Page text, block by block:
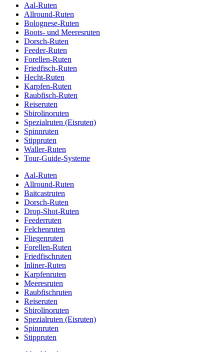
Aal-Ruten
Allround-Ruten
Bolognese-Ruten
Boots- und Meeresruten
Dorsch-Ruten
Feeder-Ruten
Forellen-Ruten
Friedfisch-Ruten
Hecht-Ruten
Karpfen-Ruten
Raubfisch-Ruten
Reiseruten
Sbirolinoruten
Spezialruten (Eisruten)
Spinnruten
Stippruten
Waller-Ruten
Tour-Guide-Systeme
Aal-Ruten
Allround-Ruten
Baitcastruten
Dorsch-Ruten
Drop-Shot-Ruten
Feederruten
Felchenruten
Fliegenruten
Forellen-Ruten
Friedfischruten
Inliner-Ruten
Karpfenruten
Meeresruten
Raubfischruten
Reiseruten
Sbirolinoruten
Spezialruten (Eisruten)
Spinnruten
Stippruten